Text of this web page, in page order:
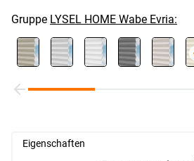
Gruppe LYSEL HOME Wabe Evria:
Eigenschaften